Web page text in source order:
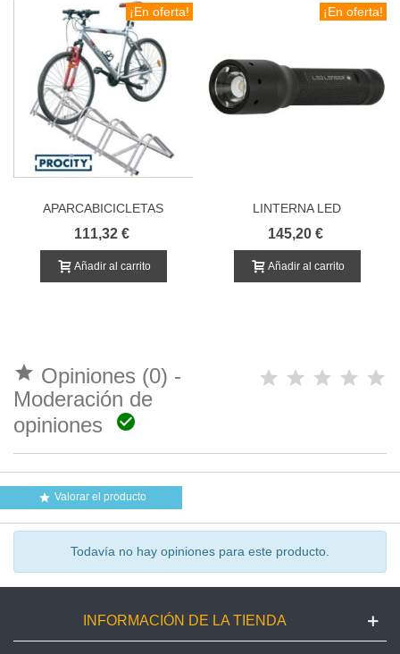
¡En oferta!
APARCABICICLETAS
PROCITY INFINITE
111,32 €
Añadir al carrito
¡En oferta!
LINTERNA LED
PROFESIONAL POLICIA Y
145,20 €
Añadir al carrito
 Opiniones (0) -
Moderación de
opiniones

 Valorar el producto
Todavía no hay opiniones para este producto.
INFORMACIÓN DE LA TIENDA